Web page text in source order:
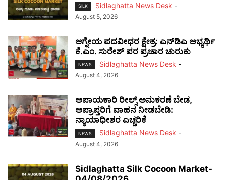
SILK Sidlaghatta News Desk -
August 5, 2026
ಆಗ್ನೇಯ ಪದವೀಧರ ಕ್ಷೇತ್ರ: ಎನ್‌ಡಿಎ ಅಭ್ಯರ್ಥಿ
ಕೆ.ಎಂ. ಸುರೇಶ್ ಪರ ಪ್ರಚಾರ ಚುರುಕು
NEWS Sidlaghatta News Desk -
August 4, 2026
ಅಪಾಯಕಾರಿ ರೀಲ್ಸ್ ಅನುಕರಣೆ ಬೇಡ,
ಅಪ್ರಾಪ್ತರಿಗೆ ವಾಹನ ನೀಡಬೇಡಿ:
ನ್ಯಾಯಾಧೀಶರ ಎಚ್ಚರಿಕೆ
NEWS Sidlaghatta News Desk -
August 4, 2026
Sidlaghatta Silk Cocoon Market-